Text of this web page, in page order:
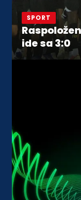
SPORT
ide sa 3:0